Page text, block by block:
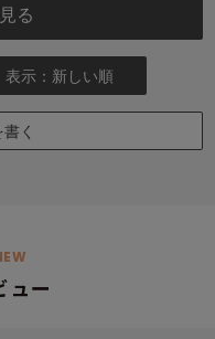
ルで実際に試してから購入
る
表示：新しい順
く
ュー